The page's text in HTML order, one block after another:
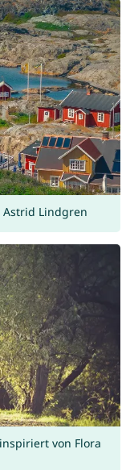
Astrid Lindgren
von Flora